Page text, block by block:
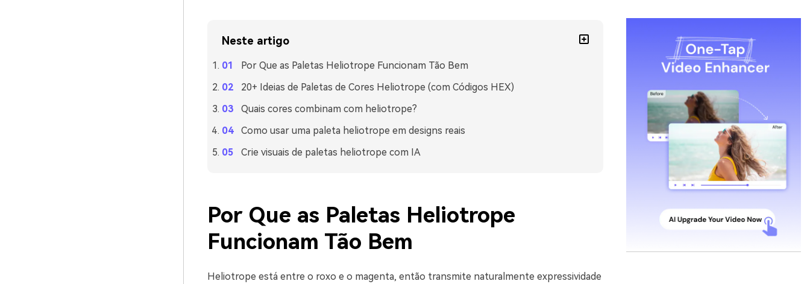
Neste artigo
Por Que as Paletas Heliotrope Funcionam Tão Bem
20+ Ideias de Paletas de Cores Heliotrope (com Códigos HEX)
Quais cores combinam com heliotrope?
Como usar uma paleta heliotrope em designs reais
Crie visuais de paletas heliotrope com IA
Por Que as Paletas Heliotrope
Funcionam Tão Bem
Heliotrope está entre o roxo e o magenta, então transmite naturalmente expressividade